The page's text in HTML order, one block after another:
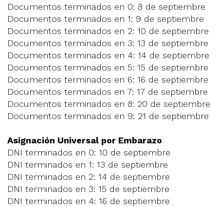
Documentos terminados en 0: 8 de septiembre
Documentos terminados en 1: 9 de septiembre
Documentos terminados en 2: 10 de septiembre
Documentos terminados en 3: 13 de septiembre
Documentos terminados en 4: 14 de septiembre
Documentos terminados en 5: 15 de septiembre
Documentos terminados en 6: 16 de septiembre
Documentos terminados en 7: 17 de septiembre
Documentos terminados en 8: 20 de septiembre
Documentos terminados en 9: 21 de septiembre
Asignación Universal por Embarazo
DNI terminados en 0: 10 de septiembre
DNI terminados en 1: 13 de septiembre
DNI terminados en 2: 14 de septiembre
DNI terminados en 3: 15 de septiembre
DNI terminados en 4: 16 de septiembre